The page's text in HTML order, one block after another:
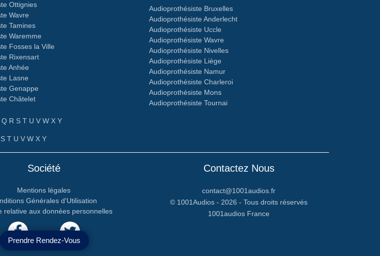
Prendre Rendez-Vous
Ottignies
Wavre
Tamines
Waremme
Fosses la Ville
Rixensart
Anhée
Lasne
Genappe
Châtelet
Audioprothésiste Bruxelles
Audioprothésiste Anderlecht
Audioprothésiste Uccle
Audioprothésiste Wavre
Audioprothésiste Nivelles
Audioprothésiste Liège
Audioprothésiste Namur
Audioprothésiste Charleroi
Audioprothésiste Mons
Audioprothésiste Tournai
Q R S T U V W X Y
S T U V W X Y
Société
Mentions légales
Générales d'Utilisation
relative aux données personnelles
Contactez Nous
contact@1001audios.fr
© 1001Audios - 2026 - Tous droits réservés
1001audios France